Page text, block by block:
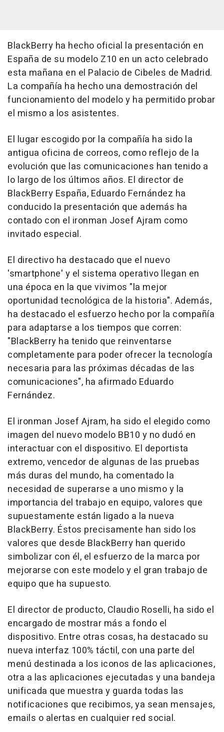
BlackBerry ha hecho oficial la presentación en
España de su modelo Z10 en un acto celebrado
esta mañana en el Palacio de Cibeles de Madrid.
La compañía ha hecho una demostración del
funcionamiento del modelo y ha permitido probar
el mismo a los asistentes.
El lugar escogido por la compañía ha sido la
antigua oficina de correos, como reflejo de la
evolución que las comunicaciones han tenido a
lo largo de los últimos años. El director de
BlackBerry España, Eduardo Fernández ha
conducido la presentación que además ha
contado con el ironman Josef Ajram como
invitado especial.
El directivo ha destacado que el nuevo
'smartphone' y el sistema operativo llegan en
una época en la que vivimos "la mejor
oportunidad tecnológica de la historia". Además,
ha destacado el esfuerzo hecho por la compañía
para adaptarse a los tiempos que corren:
"BlackBerry ha tenido que reinventarse
completamente para poder ofrecer la tecnología
necesaria para las próximas décadas de las
comunicaciones", ha afirmado Eduardo
Fernández.
El ironman Josef Ajram, ha sido el elegido como
imagen del nuevo modelo BB10 y no dudó en
interactuar con el dispositivo. El deportista
extremo, vencedor de algunas de las pruebas
más duras del mundo, ha comentado la
necesidad de superarse a uno mismo y la
importancia del trabajo en equipo, valores que
supuestamente están ligado a la nueva
BlackBerry. Éstos precisamente han sido los
valores que desde BlackBerry han querido
simbolizar con él, el esfuerzo de la marca por
mejorarse con este modelo y el gran trabajo de
equipo que ha supuesto.
El director de producto, Claudio Roselli, ha sido el
encargado de mostrar más a fondo el
dispositivo. Entre otras cosas, ha destacado su
nueva interfaz 100% táctil, con una parte del
menú destinada a los iconos de las aplicaciones,
otra a las aplicaciones ejecutadas y una bandeja
unificada que muestra y guarda todas las
notificaciones que recibimos, ya sean mensajes,
emails o alertas en cualquier red social.